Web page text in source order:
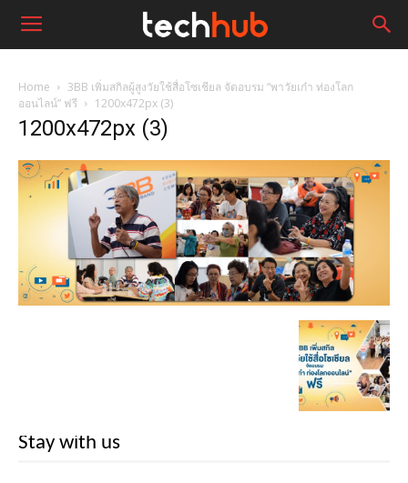
Home
3BB เพิ่มสกิลผู้สูงวัยใช้สื่อโซเชียล จัดอบรม “พาวัยเก๋า ท่องโลก
ออนไลน์” ฟรี
1200x472px (3)
1200x472px (3)
Stay with us